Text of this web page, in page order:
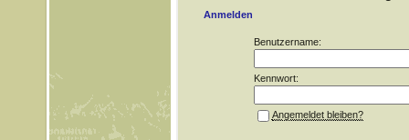
Anmelden
Benutzername:
Kennwort:
Angemeldet bleiben?